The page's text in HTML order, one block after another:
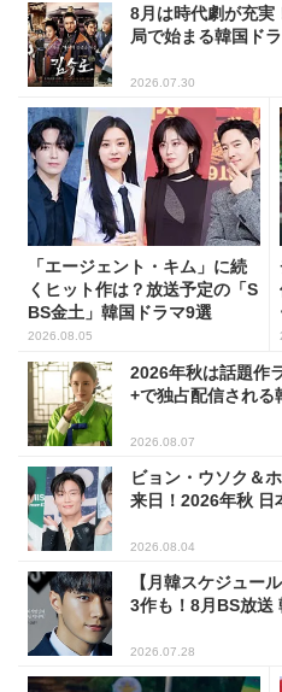
8月は時代劇が充実
局で始まる韓国ド
2026.07.30
「エージェント・キム」に続
くヒット作は？放送予定の「S
BS金土」韓国ドラマ9選
2026.08.05
2026年秋は話題作
+で独占配信される
2026.08.07
ビョン・ウソク＆
来日！2026年秋 日
2026.08.04
【月韓スケジュー
3作も！8月BS放送
2026.07.28